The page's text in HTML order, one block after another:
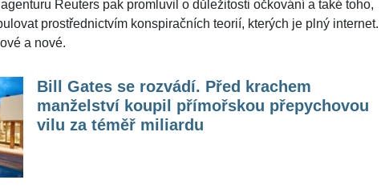
Reuters pak promluvil o důležitosti očkování a také toho,
prostřednictvím konspiračních teorií, kterých je plný internet.
a nové.
Bill Gates se rozvádí. Před krachem
manželství koupil přímořskou přepychovou
vilu za téměř miliardu